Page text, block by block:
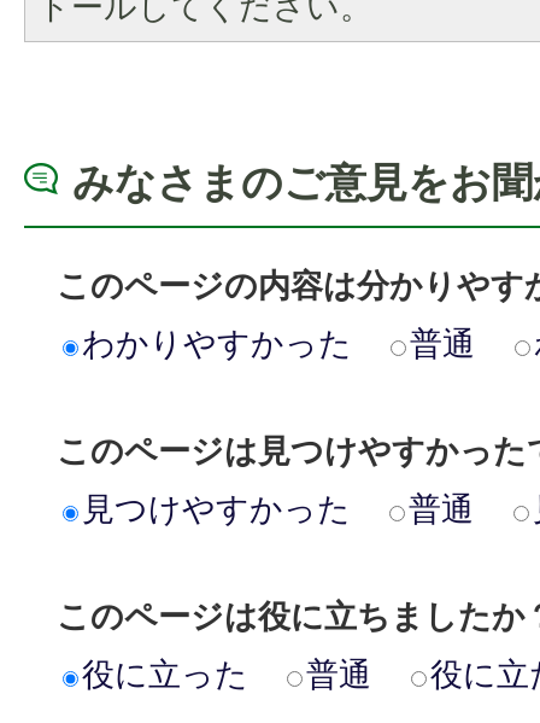
みなさまのご意見をお
このページの内容は分かりやす
わかりやすかった
普通
このページは見つけやすかった
見つけやすかった
普通
このページは役に立ちましたか
役に立った
普通 役に立